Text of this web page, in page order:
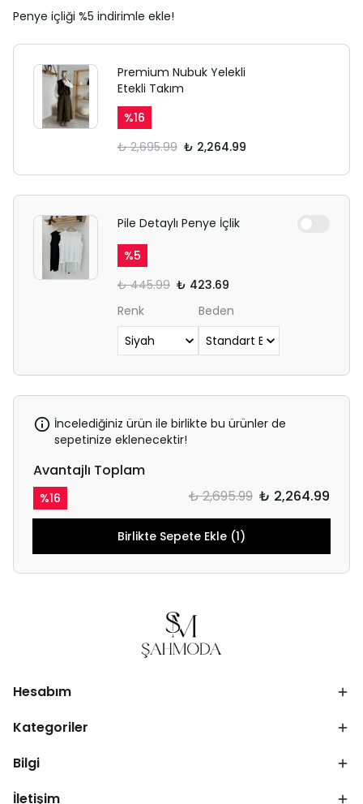
Penye içliği %5 indirimle ekle!
Premium Nubuk Yelekli
Etekli Takım
%16
₺ 2,695.99 ₺ 2,264.99
Pile Detaylı Penye İçlik
%5
₺ 445.99 ₺ 423.69
Renk
Beden
İncelediğiniz ürün ile birlikte bu ürünler de
sepetinize eklenecektir!
Avantajlı Toplam
%16 ₺ 2,695.99 ₺ 2,264.99
Birlikte Sepete Ekle (1)
Hesabım
Kategoriler
Bilgi
İletişim